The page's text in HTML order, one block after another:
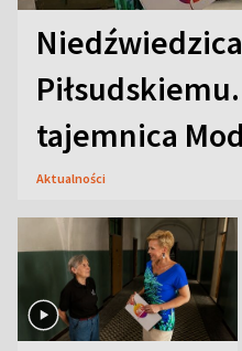
tajemnica
Aktualności